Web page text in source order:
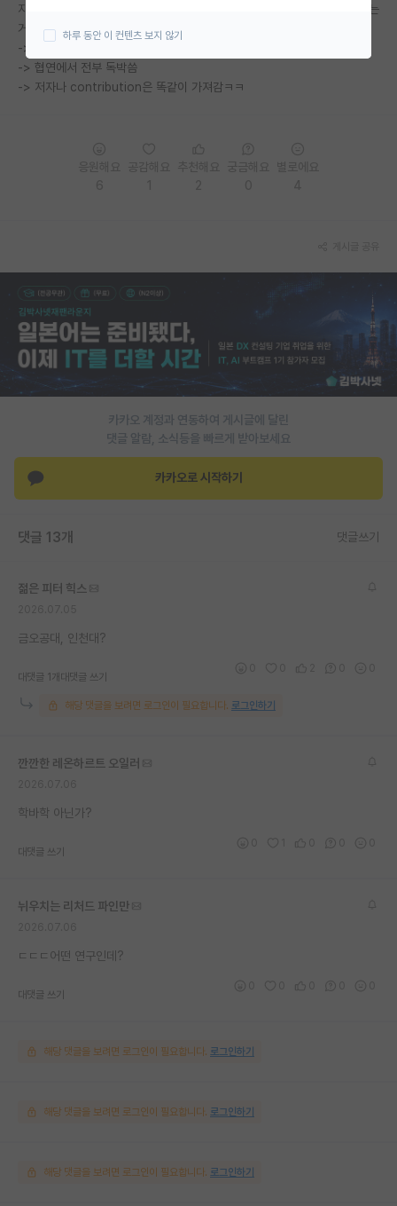
연구실(PI) 홍보 게시판
석박사 채용 정보 게시판
PI 전용 게시판
인문사회 계열 게시판
특수/전문대학원 게시판
반도체/AI 게시판
장학금/장학생 게시판
학술 정보 게시판
이벤트
지방 할당제 믿고 교수는 배째라 마인드 + 자기네 학생들 열정없고 실력없는
거 이미 알아서 영양가 있는 피드백 안나옴
-> 자기 연구실이 맡은 업무들 전부 제대로 안됨
-> 협연에서 전부 독박씀
-> 저자나 contribution은 똑같이 가져감ㅋㅋ
카카오 계정과 연동하여 게시글에 달린
댓글 알람, 소식등을 빠르게 받아보세요
카카오로 시작하기
댓글 13개 댓글쓰기
젊은 피터 힉스
금오공대, 인천대?
대댓글 1개 대댓글 쓰기
해당 댓글을 보려면 로그인이 필요합니다. 로그인하기
깐깐한 레온하르트 오일러
학바학 아닌가?
대댓글 쓰기
뉘우치는 리처드 파인만
ㄷㄷㄷ어떤 연구인데?
대댓글 쓰기
해당 댓글을 보려면 로그인이 필요합니다. 로그인하기
해당 댓글을 보려면 로그인이 필요합니다. 로그인하기
해당 댓글을 보려면 로그인이 필요합니다. 로그인하기
하루 동안 이 컨텐츠 보지 않기